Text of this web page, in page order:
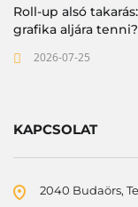
Roll-up alsó
grafika aljára tenni?
2026-07-25
KAPCSOLAT
2040 Budaörs,